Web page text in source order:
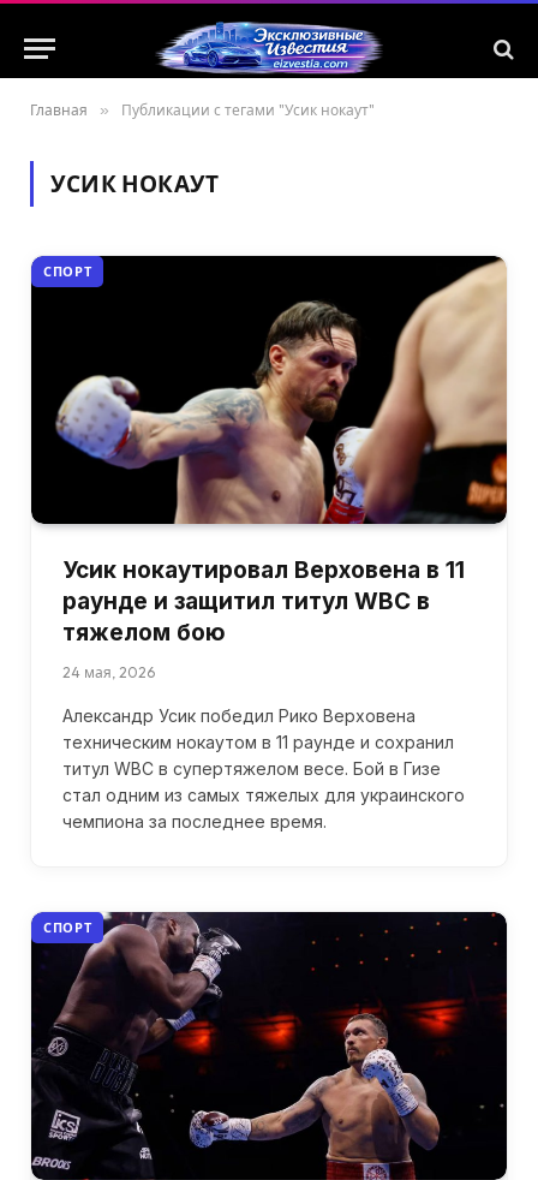
Главная » Публикации с тегами "Усик нокаут"
УСИК НОКАУТ
СПОРТ
Усик нокаутировал Верховена в 11
раунде и защитил титул WBC в
тяжелом бою
24 мая, 2026
Александр Усик победил Рико Верховена
техническим нокаутом в 11 раунде и сохранил
титул WBC в супертяжелом весе. Бой в Гизе
стал одним из самых тяжелых для украинского
чемпиона за последнее время.
СПОРТ